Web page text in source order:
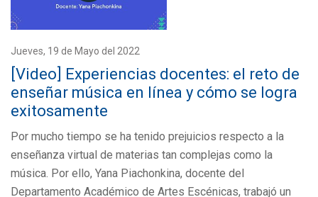
Jueves, 19 de Mayo del 2022
[Video] Experiencias docentes: el reto de
enseñar música en línea y cómo se logra
exitosamente
Por mucho tiempo se ha tenido prejuicios respecto a la
enseñanza virtual de materias tan complejas como la
música. Por ello, Yana Piachonkina, docente del
Departamento Académico de Artes Escénicas, trabajó un